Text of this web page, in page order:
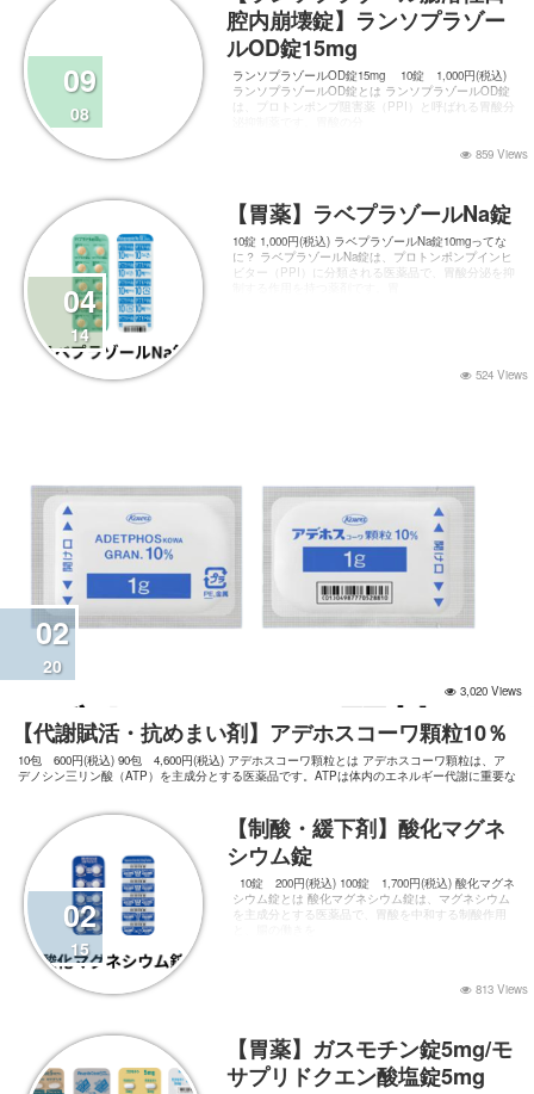
09
08
腔内崩壊錠】ランソプラゾー
ルOD錠15mg
859 Views
ランソプラゾールOD錠15mg 10錠 1,000円(税込)
ランソプラゾールOD錠とは ランソプラゾールOD錠
は、プロトンポンプ阻害薬（PPI）と呼ばれる胃酸分
04
14
【胃薬】ラベプラゾールNa錠
524 Views
10錠 1,000円(税込) ラベプラゾールNa錠10mgってな
に？ ラベプラゾールNa錠は、プロトンポンプインヒ
ビター（PPI）に分類される医薬品で、胃酸分泌を抑
02
20
3,020 Views
【代謝賦活・抗めまい剤】アデホスコーワ顆粒10％
10包 600円(税込) 90包 4,600円(税込) アデホスコーワ顆粒とは アデホスコーワ顆粒は、ア
デノシン三リン酸（ATP）を主成分とする医薬品です。ATPは体内のエネルギー代謝に重要な
02
15
【制酸・緩下剤】酸化マグネ
シウム錠
813 Views
10錠 200円(税込) 100錠 1,700円(税込) 酸化マグネ
シウム錠とは 酸化マグネシウム錠は、マグネシウム
を主成分とする医薬品で、胃酸を中和する制酸作用
【胃薬】ガスモチン錠5mg/モ
サプリドクエン酸塩錠5mg